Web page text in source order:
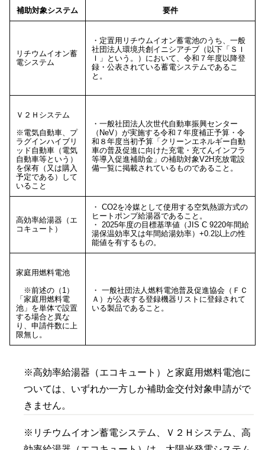
補助対象システム 要件
リチウムイオン蓄
電システム
・定置用リチウムイオン蓄電池のうち、一般
社団法人環境共創イニシアチブ（以下「ＳＩ
Ｉ」という。）において、令和７年度以降登
録・公表されている蓄電システムであるこ
と。
Ｖ２Ｈシステム
※電気自動車、プ
ラグインハイブリ
ッド自動車（電気
自動車等という）
を保有（又は購入
予定である）して
いること
・一般社団法人次世代自動車振興センター
（NeV）が実施する令和７年度補正予算・令
和８年度当初予算「クリーンエネルギー自動
車の普及促進に向けた充電・充てんインフラ
等導入促進補助金」の補助対象V2H充放電設
備一覧に掲載されているものであること。
高効率給湯器（エ
コキュート）
・ CO2を冷媒として使用する空気熱源方式の
ヒートポンプ給湯器であること。
・ 2025年度の目標基準値（JIS C 9220年間給
湯保温効率又は年間給湯効率） +0.2以上の性
能値を有するもの。
家庭用燃料電池
※前述の（1）
「家庭用燃料電
池」を単体で設置
する場合と異な
り、申請件数に上
限無し。
・ 一般社団法人燃料電池普及促進協会（ＦＣ
Ａ）が公表する登録機器リストに登録されて
いる製品であること。
※高効率給湯器（エコキュート）と家庭用燃料電池に
ついては、いずれか一方しか補助金交付対象申請がで
きません。
※リチウムイオン蓄電システム、Ｖ２Ｈシステム、高